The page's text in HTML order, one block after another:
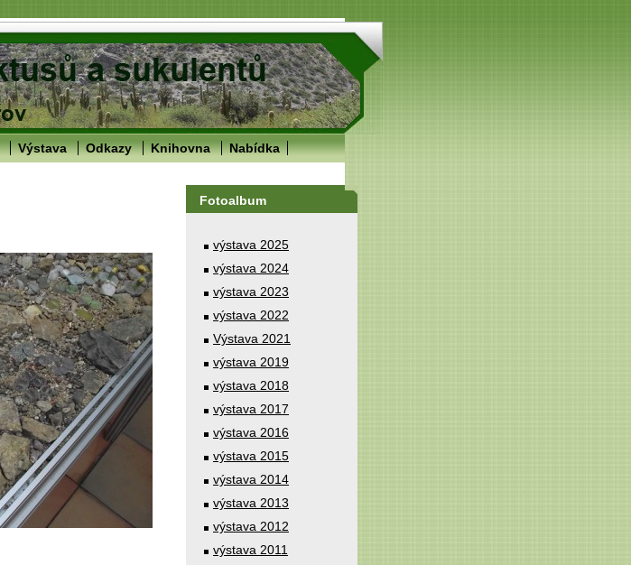
Výstava Odkazy Knihovna Nabídka
Fotoalbum
výstava 2025
výstava 2024
výstava 2023
výstava 2022
Výstava 2021
výstava 2019
výstava 2018
výstava 2017
výstava 2016
výstava 2015
výstava 2014
výstava 2013
výstava 2012
výstava 2011